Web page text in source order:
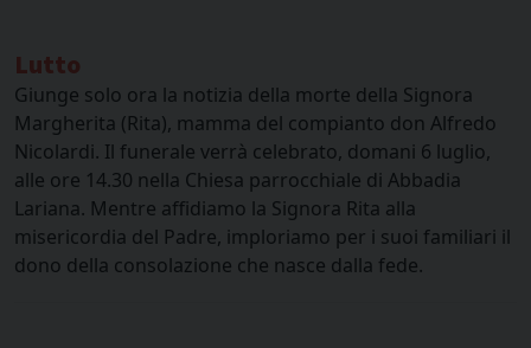
Lutto
Giunge solo ora la notizia della morte della Signora
Margherita (Rita), mamma del compianto don Alfredo
Nicolardi. Il funerale verrà celebrato, domani 6 luglio,
alle ore 14.30 nella Chiesa parrocchiale di Abbadia
Lariana. Mentre affidiamo la Signora Rita alla
misericordia del Padre, imploriamo per i suoi familiari il
dono della consolazione che nasce dalla fede.